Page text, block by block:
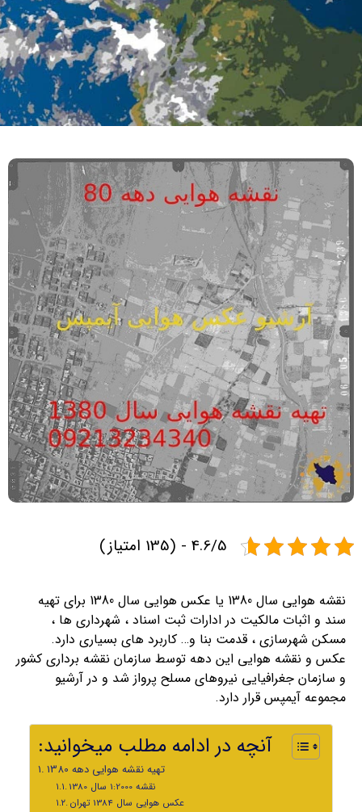
4.6/5 - (135 امتیاز)
نقشه هوایی سال 1380 یا عکس هوایی سال 1380 برای تهیه
سند و اثبات مالکیت در ادارات ثبت اسناد ، شهرداری ها ،
مسکن شهرسازی ، قدمت بنا و… کاربرد های بسیاری دارد.
عکس و نقشه هوایی این دهه توسط سازمان نقشه برداری کشور
و سازمان جغرافیایی نیروهای مسلح پرواز شد و در آرشیو
مجموعه آیمپس قرار دارد.
:آنچه در ادامه مطلب میخوانید
تهیه نقشه هوایی دهه 1380
نقشه 1:2000 سال 1380
عکس هوایی سال 1384 تهران